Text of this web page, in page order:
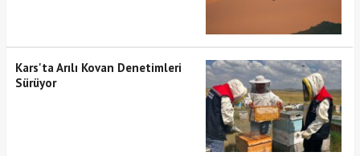
Kars'ta Arılı Kovan Denetimleri
Sürüyor